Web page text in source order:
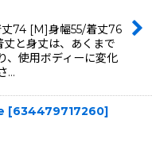
74 [M]身幅55/着丈76
と身丈は、あくまで
、使用ボディーに変化
…
[634479717260]